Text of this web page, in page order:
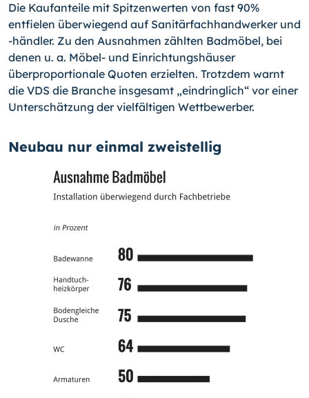
Die Kaufanteile mit Spitzenwerten von fast 90%
entfielen überwiegend auf Sanitärfachhandwerker und
-händler. Zu den Ausnahmen zählten Badmöbel, bei
denen u. a. Möbel- und Einrichtungshäuser
überproportionale Quoten erzielten. Trotzdem warnt
die VDS die Branche insgesamt „eindringlich“ vor einer
Unterschätzung der vielfältigen Wettbewerber.
Neubau nur einmal zweistellig